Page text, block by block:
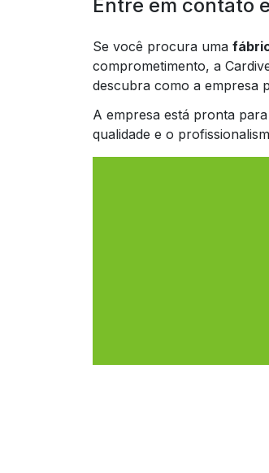
Entre em contato
Se você procura uma
comprometimento, a
descubra como a empresa
A empresa está pronta
qualidade e o